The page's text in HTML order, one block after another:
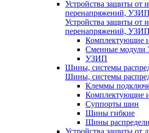
Устройства защиты от
перенапряжений, УЗИП
Устройства защиты от
перенапряжений, УЗИП
Комплектующие
Сменные
УЗИП
Шины, системы
Шины, системы
Клеммы
Комплектующие
Суппорты шин
Шины гибкие
Шины
Устройства защиты от